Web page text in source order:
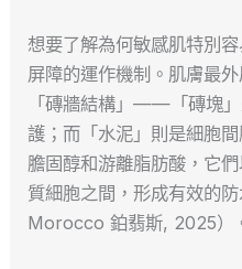
想要了解為何敏感肌特別
屏障的運作機制。肌膚最
「磚牆結構」——「磚塊
護；而「水泥」則是細胞
膽固醇和游離脂肪酸，它
質細胞之間，形成有效的
Morocco 鉑翡斯, 2025）